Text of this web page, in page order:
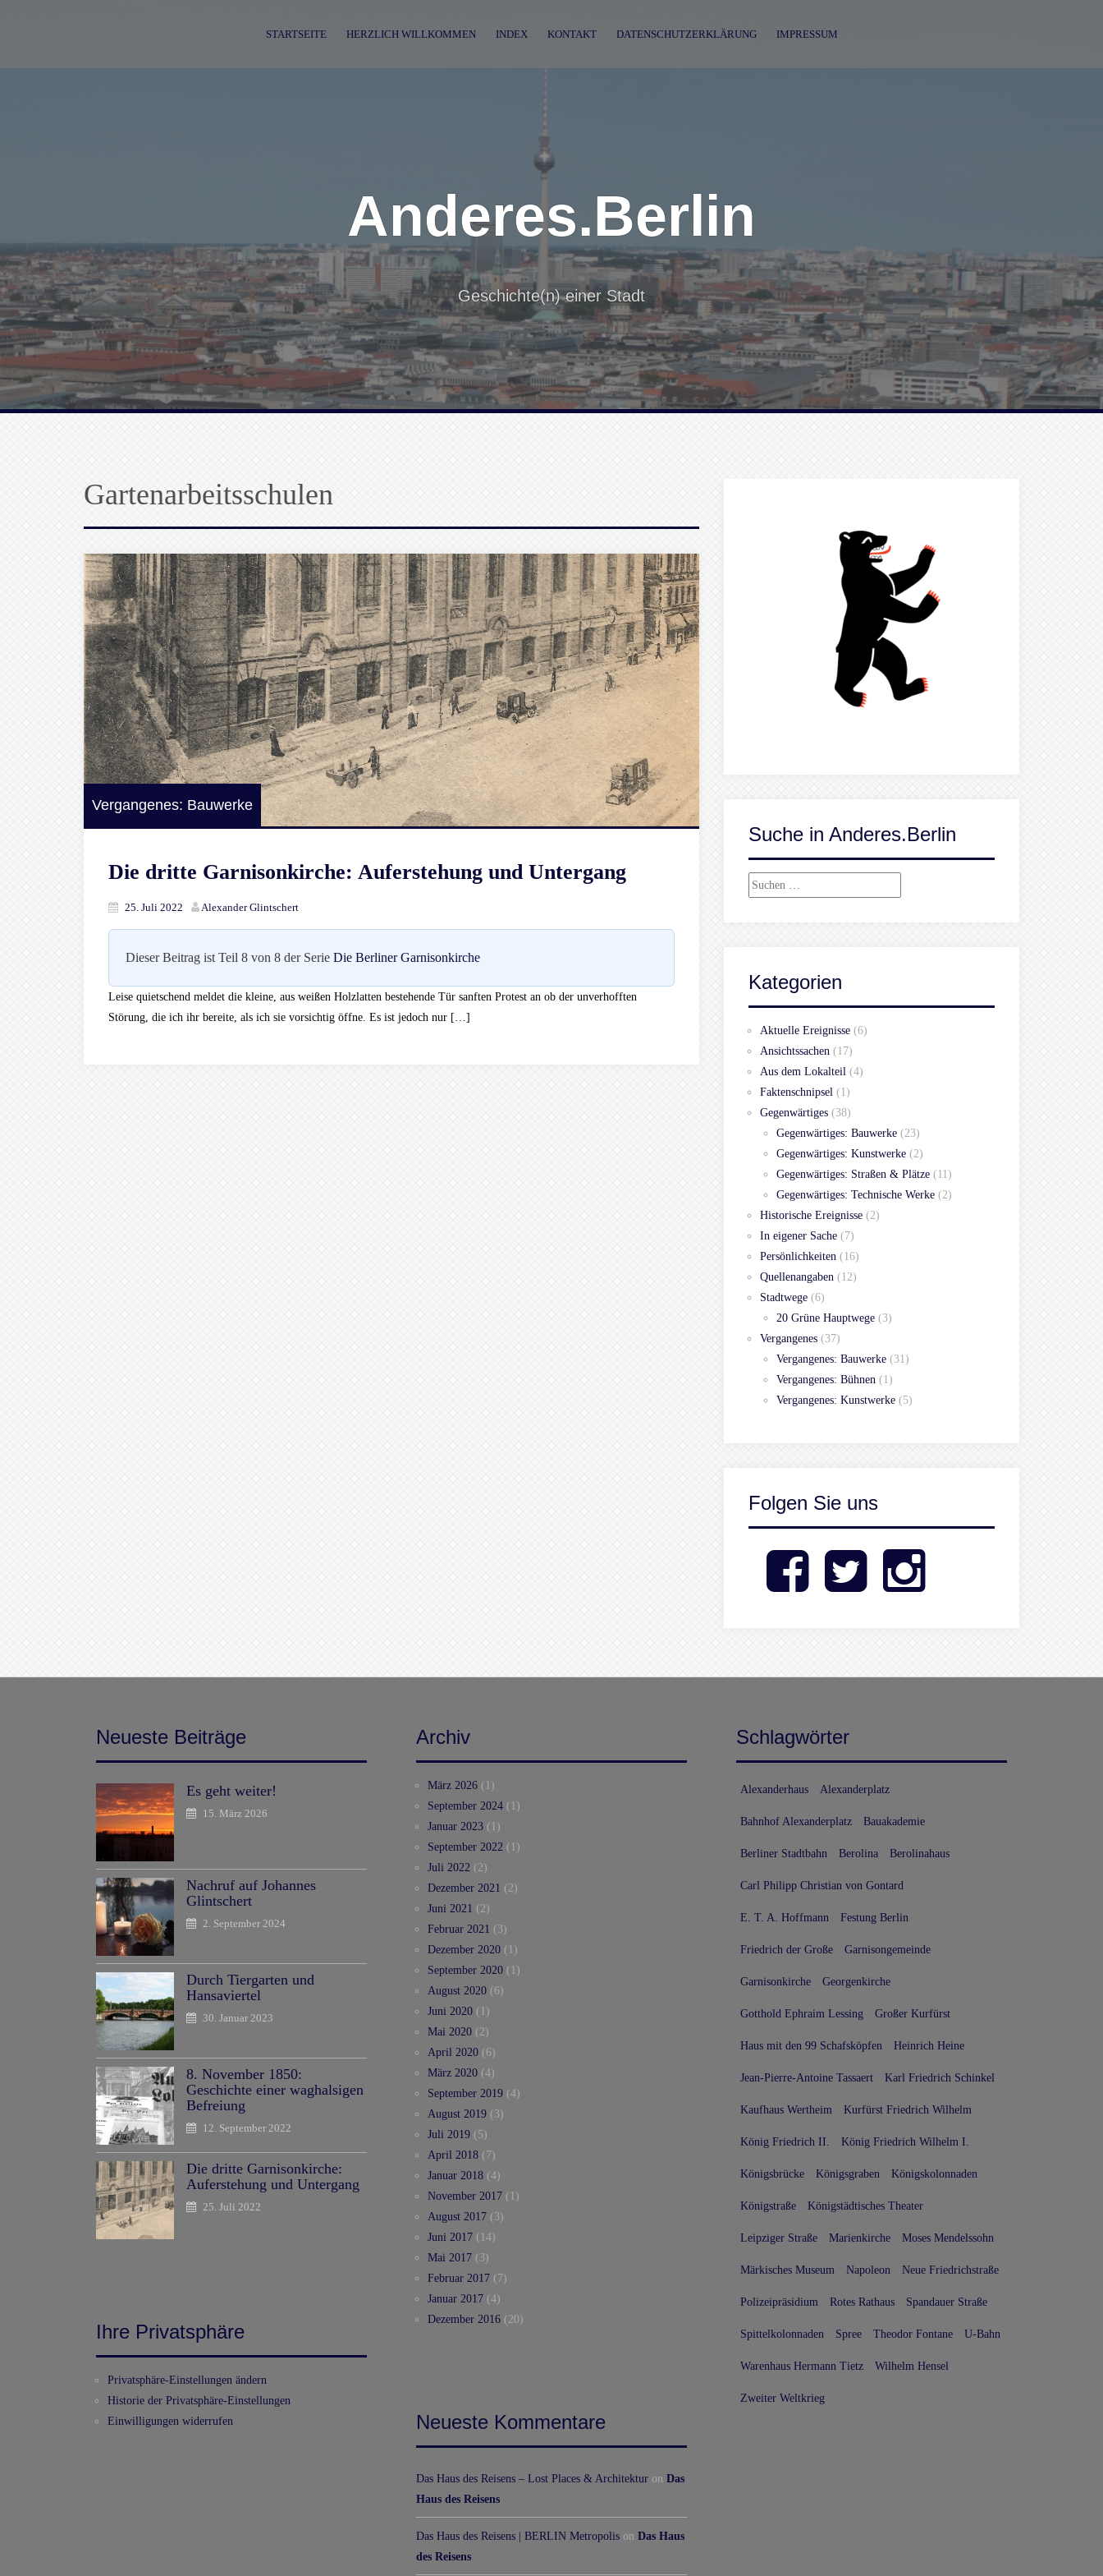
STARTSEITE HERZLICH WILLKOMMEN INDEX KONTAKT DATENSCHUTZERKLÄRUNG IMPRESSUM
Anderes.Berlin
Geschichte(n) einer Stadt
Gartenarbeitsschulen
Vergangenes: Bauwerke
Die dritte Garnisonkirche: Auferstehung und Untergang
25. Juli 2022 Alexander Glintschert
Dieser Beitrag ist Teil 8 von 8 der Serie Die Berliner Garnisonkirche
Leise quietschend meldet die kleine, aus weißen Holzlatten bestehende Tür sanften Protest an ob der unverhofften
Störung, die ich ihr bereite, als ich sie vorsichtig öffne. Es ist jedoch nur […]
Suche in Anderes.Berlin
Suchen
Kategorien
Aktuelle Ereignisse (6)
Ansichtssachen (17)
Aus dem Lokalteil (4)
Faktenschnipsel (1)
Gegenwärtiges (38)
Gegenwärtiges: Bauwerke (23)
Gegenwärtiges: Kunstwerke (2)
Gegenwärtiges: Straßen & Plätze (11)
Gegenwärtiges: Technische Werke (2)
Historische Ereignisse (2)
In eigener Sache (7)
Persönlichkeiten (16)
Quellenangaben (12)
Stadtwege (6)
20 Grüne Hauptwege (3)
Vergangenes (37)
Vergangenes: Bauwerke (31)
Vergangenes: Bühnen (1)
Vergangenes: Kunstwerke (5)
Folgen Sie uns
Facebook Twitter Instagram
Neueste Beiträge
Es geht weiter!
15. März 2026
Nachruf auf Johannes
Glintschert
2. September 2024
Durch Tiergarten und
Hansaviertel
30. Januar 2023
8. November 1850:
Geschichte einer waghalsigen
Befreiung
12. September 2022
Die dritte Garnisonkirche:
Auferstehung und Untergang
25. Juli 2022
Ihre Privatsphäre
Privatsphäre-Einstellungen ändern
Historie der Privatsphäre-Einstellungen
Einwilligungen widerrufen
Archiv
März 2026 (1)
September 2024 (1)
Januar 2023 (1)
September 2022 (1)
Juli 2022 (2)
Dezember 2021 (2)
Juni 2021 (2)
Februar 2021 (3)
Dezember 2020 (1)
September 2020 (1)
August 2020 (6)
Juni 2020 (1)
Mai 2020 (2)
April 2020 (6)
März 2020 (4)
September 2019 (4)
August 2019 (3)
Juli 2019 (5)
April 2018 (7)
Januar 2018 (4)
November 2017 (1)
August 2017 (3)
Juni 2017 (14)
Mai 2017 (3)
Februar 2017 (7)
Januar 2017 (4)
Dezember 2016 (20)
Neueste Kommentare
Das Haus des Reisens – Lost Places & Architektur on Das
Haus des Reisens
Das Haus des Reisens | BERLIN Metropolis on Das Haus
des Reisens
Schlagwörter
Alexanderhaus Alexanderplatz
Bahnhof Alexanderplatz Bauakademie
Berliner Stadtbahn Berolina Berolinahaus
Carl Philipp Christian von Gontard
E. T. A. Hoffmann Festung Berlin
Friedrich der Große Garnisongemeinde
Garnisonkirche Georgenkirche
Gotthold Ephraim Lessing Großer Kurfürst
Haus mit den 99 Schafsköpfen Heinrich Heine
Jean-Pierre-Antoine Tassaert Karl Friedrich Schinkel
Kaufhaus Wertheim Kurfürst Friedrich Wilhelm
König Friedrich II. König Friedrich Wilhelm I.
Königsbrücke Königsgraben Königskolonnaden
Königstraße Königstädtisches Theater
Leipziger Straße Marienkirche Moses Mendelssohn
Märkisches Museum Napoleon Neue Friedrichstraße
Polizeipräsidium Rotes Rathaus Spandauer Straße
Spittelkolonnaden Spree Theodor Fontane U-Bahn
Warenhaus Hermann Tietz Wilhelm Hensel
Zweiter Weltkrieg